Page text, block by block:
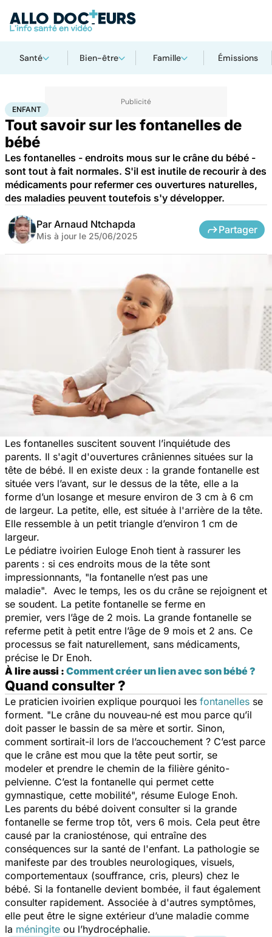
Santé Bien-être Famille Émissions
AccueilFamille
ENFANT
Tout savoir sur les fontanelles de
bébé
Les fontanelles - endroits mous sur le crâne du bébé -
sont tout à fait normales. S'il est inutile de recourir à des
médicaments pour refermer ces ouvertures naturelles,
des maladies peuvent toutefois s'y développer.
Par Arnaud Ntchapda
Mis à jour le 25/06/2025
Partager
Les fontanelles suscitent souvent l’inquiétude des
parents. Il s'agit d'ouvertures crâniennes situées sur la
tête de bébé. Il en existe deux : la grande fontanelle est
située vers l’avant, sur le dessus de la tête, elle a la
forme d’un losange et mesure environ de 3 cm à 6 cm
de largeur. La petite, elle, est située à l'arrière de la tête.
Elle ressemble à un petit triangle d’environ 1 cm de
largeur.
Le pédiatre ivoirien Euloge Enoh tient à rassurer les
parents : si ces endroits mous de la tête sont
impressionnants, "la fontanelle n’est pas une
maladie". Avec le temps, les os du crâne se rejoignent et
se soudent. La petite fontanelle se ferme en
premier, vers l’âge de 2 mois. La grande fontanelle se
referme petit à petit entre l’âge de 9 mois et 2 ans. Ce
processus se fait naturellement, sans médicaments,
précise le Dr Enoh.
À lire aussi : Comment créer un lien avec son bébé ?
Quand consulter ?
Le praticien ivoirien explique pourquoi les fontanelles se
forment. "Le crâne du nouveau-né est mou parce qu’il
doit passer le bassin de sa mère et sortir. Sinon,
comment sortirait-il lors de l’accouchement ? C’est parce
que le crâne est mou que la tête peut sortir, se
modeler et prendre le chemin de la filière génito-
pelvienne. C’est la fontanelle qui permet cette
gymnastique, cette mobilité", résume Euloge Enoh.
Les parents du bébé doivent consulter si la grande
fontanelle se ferme trop tôt, vers 6 mois. Cela peut être
causé par la craniosténose, qui entraîne des
conséquences sur la santé de l'enfant. La pathologie se
manifeste par des troubles neurologiques, visuels,
comportementaux (souffrance, cris, pleurs) chez le
bébé. Si la fontanelle devient bombée, il faut également
consulter rapidement. Associée à d'autres symptômes,
elle peut être le signe extérieur d’une maladie comme
la méningite ou l’hydrocéphalie.